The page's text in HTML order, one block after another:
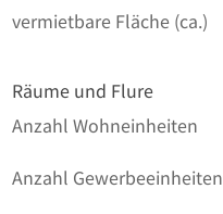
vermietbare Fläche (ca.)
Räume und Flure
Anzahl Wohneinheiten
Anzahl Gewerbeeinheiten